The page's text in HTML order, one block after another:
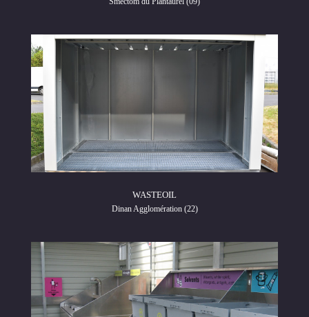
WASTEOIL
Dinan Agglomération (22)